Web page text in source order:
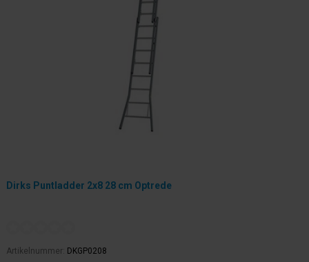
Dirks Puntladder 2x8 28 cm Optrede
Artikelnummer: DKGP0208